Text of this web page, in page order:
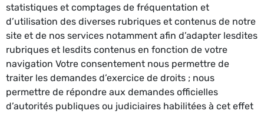
statistiques et comptages de fréquentation et
d’utilisation des diverses rubriques et contenus de notre
site et de nos services notamment afin d’adapter lesdites
rubriques et lesdits contenus en fonction de votre
navigation Votre consentement nous permettre de
traiter les demandes d’exercice de droits ; nous
permettre de répondre aux demandes officielles
d’autorités publiques ou judiciaires habilitées à cet effet